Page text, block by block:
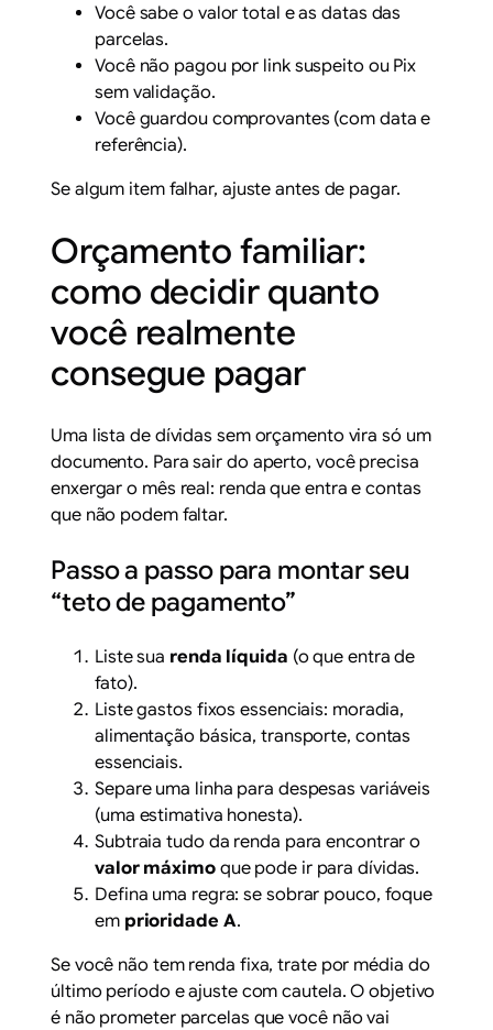
Você sabe o valor total e as datas das
parcelas.
Você não pagou por link suspeito ou Pix
sem validação.
Você guardou comprovantes (com data e
referência).
Se algum item falhar, ajuste antes de pagar.
Orçamento familiar:
como decidir quanto
você realmente
consegue pagar
Uma lista de dívidas sem orçamento vira só um
documento. Para sair do aperto, você precisa
enxergar o mês real: renda que entra e contas
que não podem faltar.
Passo a passo para montar seu
“teto de pagamento”
Liste sua renda líquida (o que entra de
fato).
Liste gastos fixos essenciais: moradia,
alimentação básica, transporte, contas
essenciais.
Separe uma linha para despesas variáveis
(uma estimativa honesta).
Subtraia tudo da renda para encontrar o
valor máximoque pode ir para dívidas.
Defina uma regra: se sobrar pouco, foque
em prioridade A.
Se você não tem renda fixa, trate por média do
último período e ajuste com cautela. O objetivo
é não prometer parcelas que você não vai